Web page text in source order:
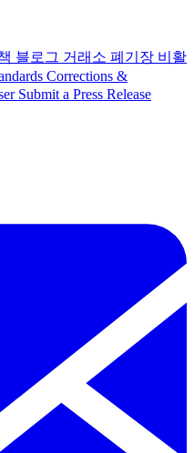
블로그 거래소 폐기장 비활
Corrections &
Submit a Press Release